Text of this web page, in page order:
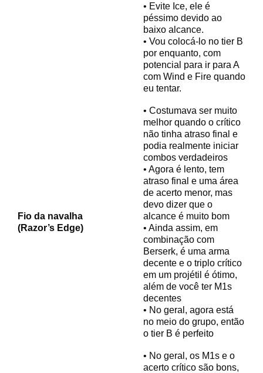
• Evite Ice, ele é
péssimo devido ao
baixo alcance.
• Vou colocá-lo no tier B
por enquanto, com
potencial para ir para A
com Wind e Fire quando
eu tentar.
Fio da navalha
(Razor’s Edge)
• Costumava ser muito
melhor quando o crítico
não tinha atraso final e
podia realmente iniciar
combos verdadeiros
• Agora é lento, tem
atraso final e uma área
de acerto menor, mas
devo dizer que o
alcance é muito bom
• Ainda assim, em
combinação com
Berserk, é uma arma
decente e o triplo crítico
em um projétil é ótimo,
além de você ter M1s
decentes
• No geral, agora está
no meio do grupo, então
o tier B é perfeito
• No geral, os M1s e o
acerto crítico são bons,